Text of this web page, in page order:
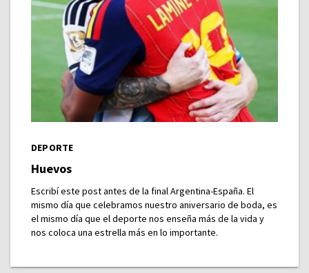
DEPORTE
Huevos
Escribí este post antes de la final Argentina-España. El
mismo día que celebramos nuestro aniversario de boda, es
el mismo día que el deporte nos enseña más de la vida y
nos coloca una estrella más en lo importante.